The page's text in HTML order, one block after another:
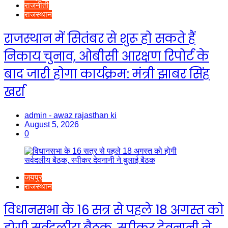
राजनीती
राजस्थान
राजस्थान में सितंबर से शुरू हो सकते हैं
निकाय चुनाव, ओबीसी आरक्षण रिपोर्ट के
बाद जारी होगा कार्यक्रम: मंत्री झाबर सिंह
खर्रा
admin - awaz rajasthan ki
August 5, 2026
0
जयपुर
राजस्थान
विधानसभा के 16 सत्र से पहले 18 अगस्त को